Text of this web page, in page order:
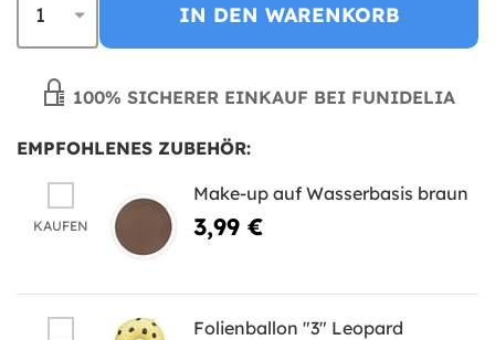
IN DEN WARENKORB
100% SICHERER EINKAUF BEI FUNIDELIA
EMPFOHLENES ZUBEHÖR:
KAUFEN
Make-up auf Wasserbasis braun
3,99 €
Folienballon "3" Leopard